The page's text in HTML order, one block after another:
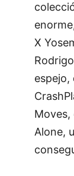
X
espejo,
Moves,
Alone,